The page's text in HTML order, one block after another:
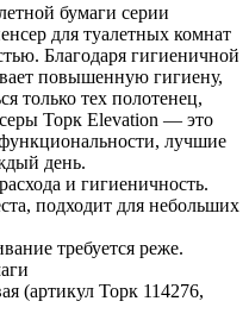
бумаги серии
для туалетных комнат
Благодаря гигиеничной
повышенную гигиену,
только тех полотенец,
Торк Elevation — это
лучшие
день.
и гигиеничность.
подходит для небольших
требуется реже.
(артикул Торк 114276,